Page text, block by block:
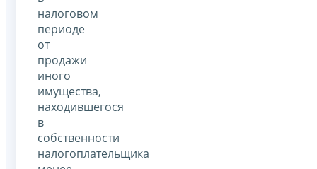
налоговом
периоде
от
продажи
иного
имущества,
находившегося
в
собственности
налогоплательщика